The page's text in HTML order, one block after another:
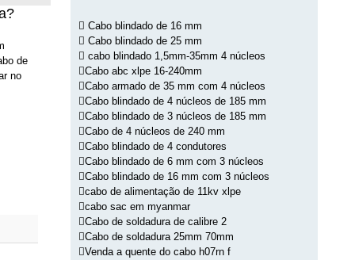
de
no
Cabo blindado de 16 mm
Cabo blindado de 25 mm
cabo blindado 1,5mm-35mm 4 núcleos
Cabo abc xlpe 16-240mm
Cabo armado de 35 mm com 4 núcleos
Cabo blindado de 4 núcleos de 185 mm
Cabo blindado de 3 núcleos de 185 mm
Cabo de 4 núcleos de 240 mm
Cabo blindado de 4 condutores
Cabo blindado de 6 mm com 3 núcleos
Cabo blindado de 16 mm com 3 núcleos
cabo de alimentação de 11kv xlpe
cabo sac em myanmar
Cabo de soldadura de calibre 2
Cabo de soldadura 25mm 70mm
Venda a quente do cabo h07rn f